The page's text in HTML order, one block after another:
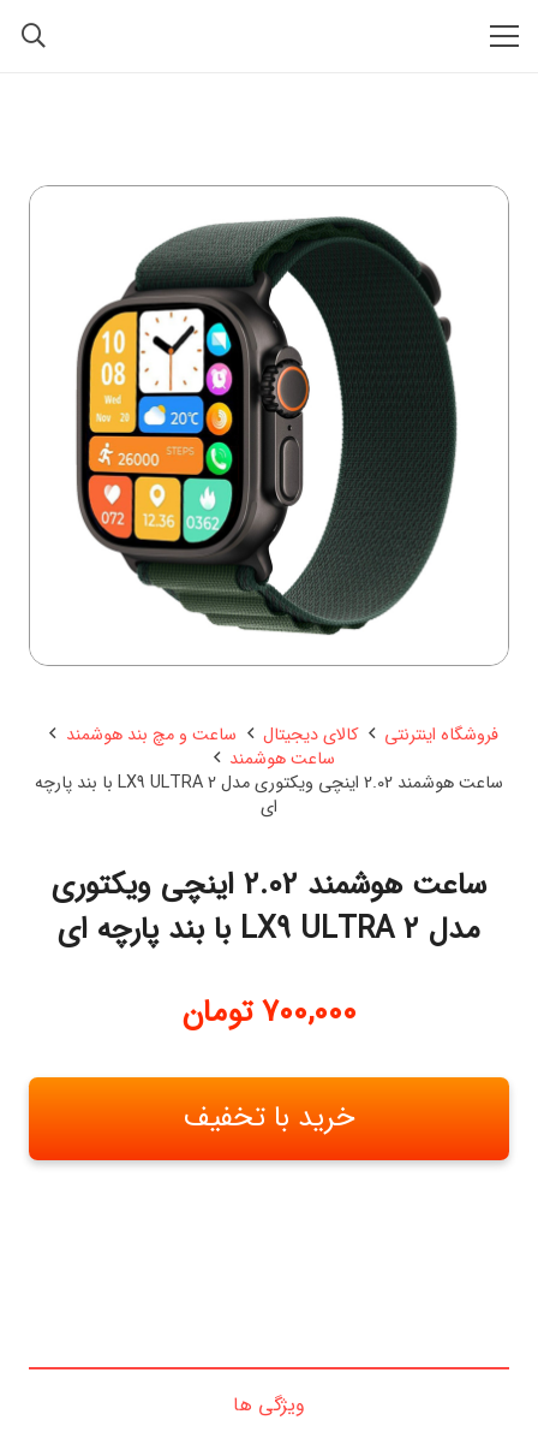
فروشگاه اینترنتی کالای دیجیتال
ساعت و مچ بند هوشمند
ساعت هوشمند
ساعت هوشمند 2.02 اینچی ویکتوری مدل LX9 ULTRA 2 با بند پارچه
ای
ساعت هوشمند 2.02 اینچی ویکتوری
مدل LX9 ULTRA 2 با بند پارچه ای
700,000 تومان
خرید با تخفیف
ویژگی ها